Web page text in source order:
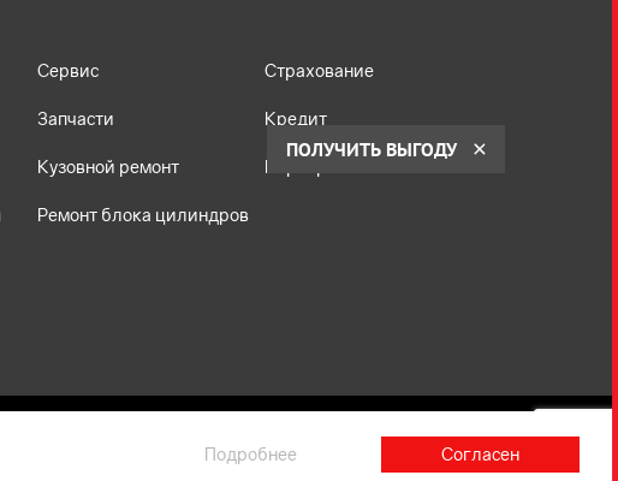
Сервис
Запчасти
Кузовной ремонт
Ремонт блока цилиндров
Страхование
Кредит
Корпоративным клиентам
не является публичной офертой, определяемой
Федерации в соответствии с законодательством
Подробнее Согласен
ПОЛУЧИТЬ ВЫГОДУ